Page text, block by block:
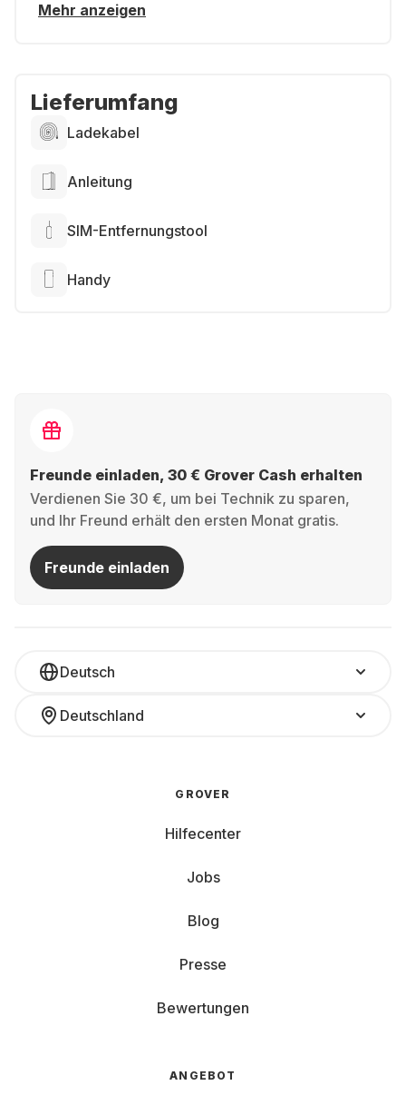
Mehr anzeigen
Lieferumfang
Ladekabel
Anleitung
SIM-Entfernungstool
Handy
Freunde einladen, 30 € Grover Cash erhalten
Verdienen Sie 30 €, um bei Technik zu sparen,
und Ihr Freund erhält den ersten Monat gratis.
Freunde einladen
Deutsch
Deutschland
GROVER
Hilfecenter
Jobs
Blog
Presse
Bewertungen
ANGEBOT